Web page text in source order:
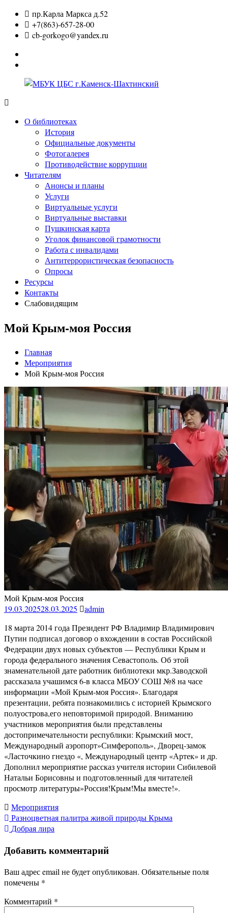
Перейти
содержимому
пр.Карла Маркса д.52
+7(863)-657-28-00
cb-gorkogo@yandex.ru
ЦБС
г.Каменск-
Шахтинский
О библиотеках
История
Официальные документы
Фотогалерея
Противодействие коррупции
Читателям
Анонсы и планы
Услуги
Виртуальные услуги
Виртуальные выставки
Пушкинская карта
Уголок финансовой грамотности
Работа с инвалидами
Антитеррористическая безопасность
Опросы
Ресурсы
Контакты
Слабовидящим
Мой Крым-моя Россия
Главная
Мероприятия
Мой Крым-моя Россия
Мой Крым-моя Россия
19.03.202528.03.2025
admin
18 марта 2014 года Президент РФ Владимир Владимирович
Путин подписал договор о вхождении в состав Российской
Федерации двух новых субъектов — Республики Крым и
города федерального значения Севастополь. Об этой
знаменательной дате работник библиотеки мкр.Заводской
рассказала учашимся 6-в класса МБОУ СОШ №8 на часе
информации «Мой Крым-моя Россия». Благодаря
презентации, ребята познакомились с историей Крымского
полуострова,его неповторимой природой. Вниманию
участников мероприятия были представлены
достопримечательности республики: Крымский мост,
Международный аэропорт»Симферополь», Дворец-замок
«Ласточкино гнездо «, Международный центр «Артек» и др.
Дополнил мероприятие рассказ учителя истории Сибилевой
Натальи Борисовны и подготовленный для читателей
просмотр литературы»Россия!Крым!Мы вместе!».
Мероприятия
Навигация
по
записям
Разноцветная палитра живой природы Крыма
Добрая лира
Добавить комментарий
Ваш адрес email не будет опубликован. Обязательные поля
помечены *
Комментарий *